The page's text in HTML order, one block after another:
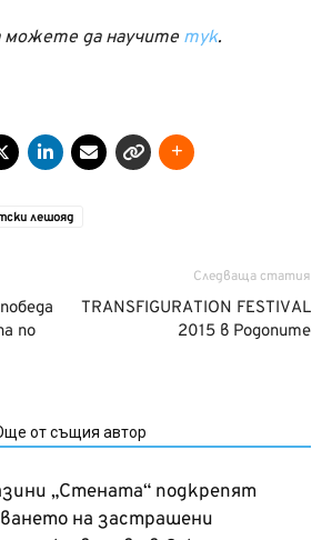
можете да научите тук.
лешояд
по
Следваща статия
TRANSFIGURATION FESTIVAL
2015 в Родопите
от същия автор
„Стената“ подкрепят
на застрашени